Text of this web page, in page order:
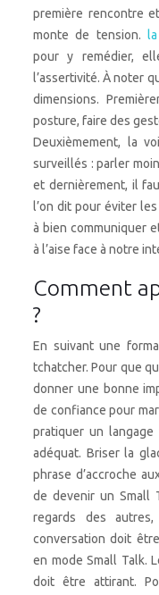
première rencontre
monte de tension.
pour y remédier,
l’assertivité. À noter
dimensions.
posture, faire des
Deuxièmement, la
surveillés : parler
et dernièrement, il
l’on dit pour éviter
à bien communiquer
à l’aise face à notre
Comment
?
En suivant une
tchatcher. Pour que
donner une bonne
de confiance pour
pratiquer un
adéquat. Briser la
phrase d’accroche
de devenir un Small
regards des
conversation doit
en mode Small Talk.
doit être attirant.